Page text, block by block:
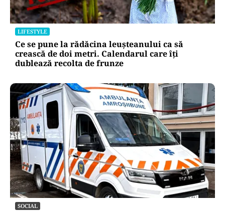
LIFESTYLE
Ce se pune la rădăcina leușteanului ca să
crească de doi metri. Calendarul care îți
dublează recolta de frunze
SOCIAL